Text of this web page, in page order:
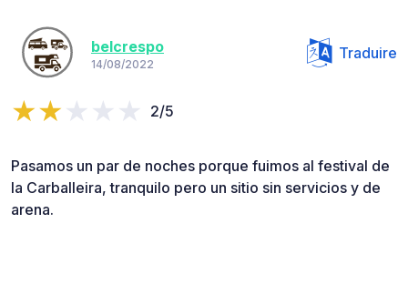
belcrespo
14/08/2022
Traduire
2/5
Pasamos un par de noches porque fuimos al festival de
la Carballeira, tranquilo pero un sitio sin servicios y de
arena.